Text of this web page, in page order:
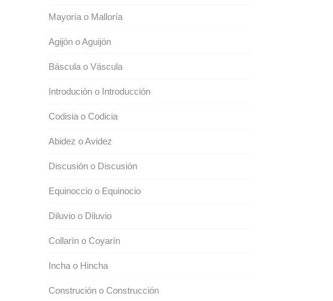
Mayoría o Malloría
Agijón o Aguijón
Báscula o Váscula
Introdución o Introducción
Codisia o Codicia
Abidez o Avidez
Discusión o Discusión
Equinoccio o Equinocio
Diluvio o Diluvio
Collarín o Coyarín
Incha o Hincha
Construción o Construcción